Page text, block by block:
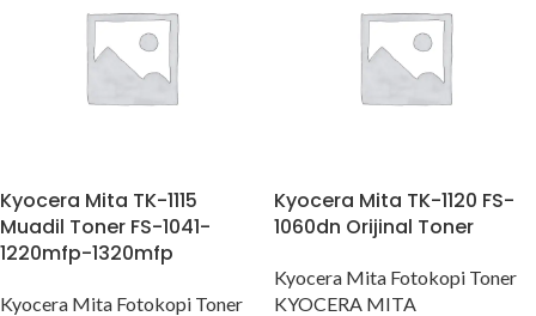
Kyocera Mita TK-1115
Muadil Toner FS-1041-
1220mfp-1320mfp
Kyocera Mita Fotokopi Toner
Kyocera Mita TK-1120 FS-
1060dn Orijinal Toner
Kyocera Mita Fotokopi Toner
KYOCERA MITA